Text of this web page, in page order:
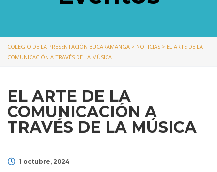
COLEGIO DE LA PRESENTACIÓN BUCARAMANGA > NOTICIAS > EL ARTE DE LA
COMUNICACIÓN A TRAVÉS DE LA MÚSICA
EL ARTE DE LA
COMUNICACIÓN A
TRAVÉS DE LA MÚSICA
1 octubre, 2024